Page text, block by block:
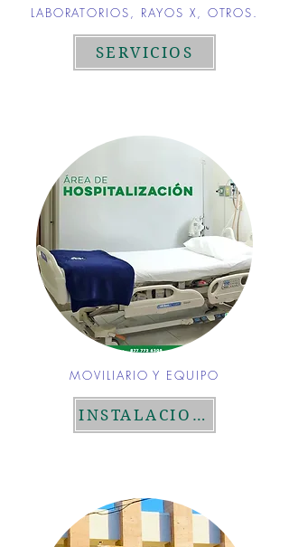
LABORATORIOS, RAYOS X, OTROS.
SERVICIOS
MOVILIARIO Y EQUIPO
INSTALACIONES